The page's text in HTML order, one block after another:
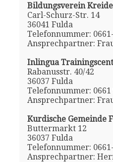
Bildungsverein
Carl-Schurz-Str. 14
36041 Fulda
Telefonnummer:
Ansprechpartner:
Inlingua
Rabanusstr. 40/42
36037 Fulda
Telefonnummer: 0661
Ansprechpartner:
Kurdische Gemeinde
Buttermarkt 12
36037 Fulda
Telefonnummer:
Ansprechpartner: